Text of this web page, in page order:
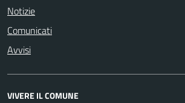
Notizie
Comunicati
Avvisi
VIVERE IL COMUNE